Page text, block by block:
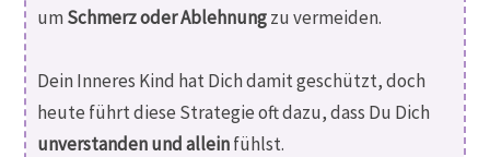
um Schmerz oder Ablehnungzu vermeiden.
Dein Inneres Kind hat Dich damit geschützt, doch
heute führt diese Strategie oft dazu, dass Du Dich
unverstanden und alleinfühlst.